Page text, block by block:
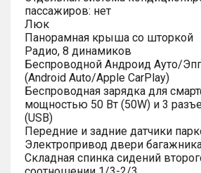
пассажиров: нет
Люк
Панорамная крыша со шторкой
Радио, 8 динамиков
Беспроводной Андроид Ауто/
(Android Auto/Apple CarPlay)
Беспроводная зарядка для
мощностью 50 Вт (50W) и 3
(USB)
Передние и задние датчики
Электропривод двери
Складная спинка сидений